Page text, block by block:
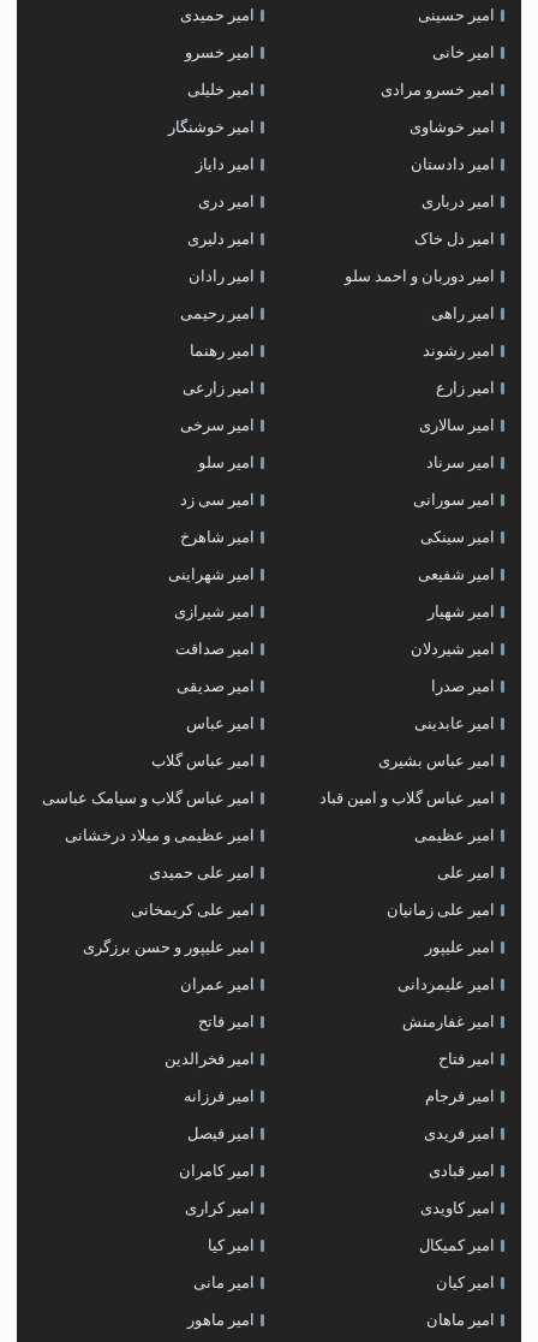
امیر حسینی امیر حمیدی
امیر خانی امیر خسرو
امیر خسرو مرادی امیر خلیلی
امیر خوشاوی امیر خوشنگار
امیر دادستان امیر دایاز
امیر درباری امیر دری
امیر دل خاک امیر دلیری
امیر دوربان و احمد سلو امیر رادان
امیر راهی امیر رحیمی
امیر رشوند امیر رهنما
امیر زارع امیر زارعی
امیر سالاری امیر سرخی
امیر سرناد امیر سلو
امیر سورانی امیر سی زد
امیر سینکی امیر شاهرخ
امیر شفیعی امیر شهراینی
امیر شهیار امیر شیرازی
امیر شیردلان امیر صداقت
امیر صدرا امیر صدیقی
امیر عابدینی امیر عباس
امیر عباس بشیری امیر عباس گلاب
امیر عباس گلاب و امین قباد امیر عباس گلاب و سیامک عباسی
امیر عظیمی امیر عظیمی و میلاد درخشانی
امیر علی امیر علی حمیدی
امیر علی زمانیان امیر علی کریمخانی
امیر علیپور امیر علیپور و حسن برزگری
امیر علیمردانی امیر عمران
امیر غفارمنش امیر فاتح
امیر فتاح امیر فخرالدین
امیر فرجام امیر فرزانه
امیر فریدی امیر فیصل
امیر قبادی امیر کامران
امیر کاویدی امیر کراری
امیر کمیکال امیر کیا
امیر کیان امیر مانی
امیر ماهان امیر ماهور